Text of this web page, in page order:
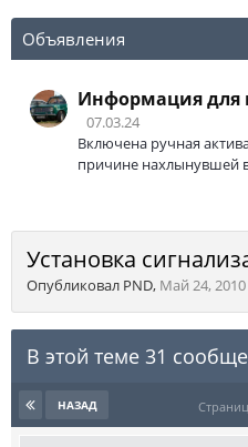
Объявления
Информация для
07.03.24
Включена ручная
причине нахлынувшей
Установка
Опубликовал PND, Май 24, 2010
В этой теме 31
НАЗАД